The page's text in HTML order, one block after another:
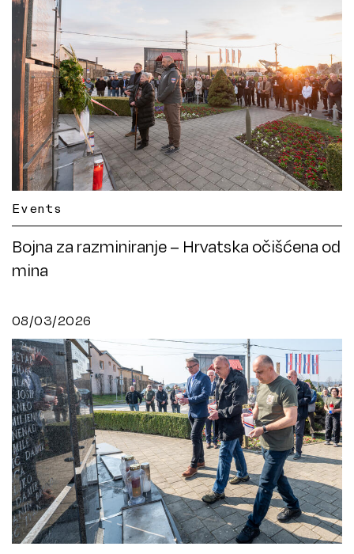
Events
Bojna za razminiranje – Hrvatska očišćena od
mina
08/03/2026